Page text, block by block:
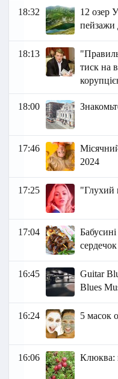
18:32
12 озер
пейзажи
18:13
тиск на
18:00
17:46
2024
17:25 "Глухий
17:04
16:45
Guitar
Blues
16:24 5 масок
16:06 Клюква: